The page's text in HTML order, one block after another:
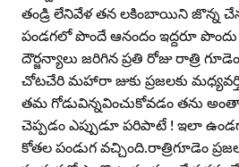
తండ్రి లేనివేళ తన లకింబాయిని జొన్న
పండగలో పొందే ఆనందం ఇద్దరూ
దౌర్జన్యాలు జరిగిన ప్రతి రోజు రాత్రి
చోటచేరి మహారా జుకు ప్రజలకు
తమ గోడువిన్నవించుకోవడం తను అంతా
చెప్పడం ఎప్పుడూ పరిపాటే ! ఇలా
కోతల పండుగ వచ్చింది.రాత్రిగూడెం